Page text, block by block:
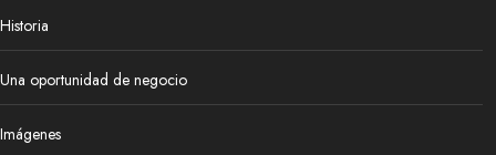
Historia
Una oportunidad de negocio
Imágenes